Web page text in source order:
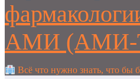
АМИ (АМИ-
Всё что нужно знать, что бы